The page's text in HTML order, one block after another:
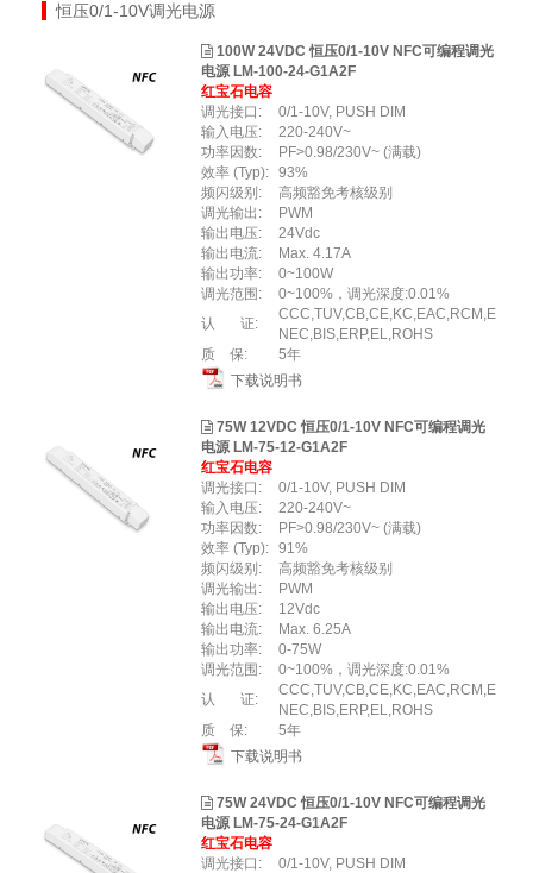
恒压0/1-10V调光电源
100W 24VDC 恒压0/1-10V NFC可编程调光
电源 LM-100-24-G1A2F
红宝石电容
调光接口:
0/1-10V, PUSH DIM
输入电压:
220-240V~
功率因数:
PF>0.98/230V~ (满载)
效率 (Typ): 93%
频闪级别:
高频豁免考核级别
调光输出:
PWM
输出电压:
24Vdc
输出电流:
Max. 4.17A
输出功率:
0~100W
调光范围:
0~100%，调光深度:0.01%
认 证:
CCC,TUV,CB,CE,KC,EAC,RCM,E
NEC,BIS,ERP,EL,ROHS
质 保:
5年
下载说明书
75W 12VDC 恒压0/1-10V NFC可编程调光
电源 LM-75-12-G1A2F
红宝石电容
调光接口:
0/1-10V, PUSH DIM
输入电压:
220-240V~
功率因数:
PF>0.98/230V~ (满载)
效率 (Typ): 91%
频闪级别:
高频豁免考核级别
调光输出:
PWM
输出电压:
12Vdc
输出电流:
Max. 6.25A
输出功率:
0-75W
调光范围:
0~100%，调光深度:0.01%
认 证:
CCC,TUV,CB,CE,KC,EAC,RCM,E
NEC,BIS,ERP,EL,ROHS
质 保:
5年
下载说明书
75W 24VDC 恒压0/1-10V NFC可编程调光
电源 LM-75-24-G1A2F
红宝石电容
调光接口:
0/1-10V, PUSH DIM